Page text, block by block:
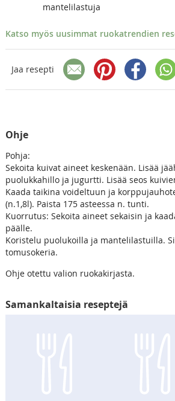
mantelilastuja
Katso myös uusimmat ruokatrendien
Jaa resepti
Ohje
Pohja:
Sekoita kuivat aineet keskenään. Lisää
puolukkahillo ja jugurtti. Lisää seos
Kaada taikina voideltuun ja
(n.1,8l). Paista 175 asteessa n. tunti.
Kuorrutus: Sekoita aineet sekaisin ja
päälle.
Koristelu puolukoilla ja mantelilastuilla.
tomusokeria.
Ohje otettu valion ruokakirjasta.
Samankaltaisia reseptejä